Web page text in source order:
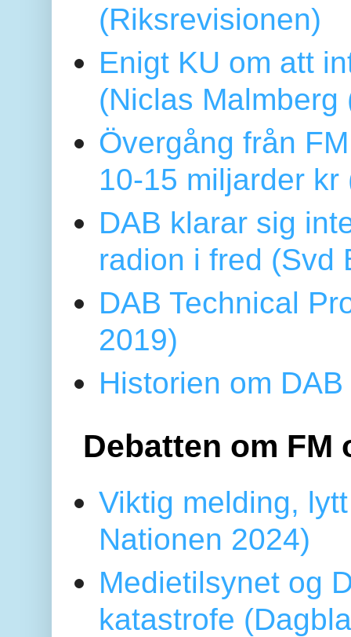
(Riksrevisionen)
Enigt KU om att
(Niclas
Övergång från
10-15 miljarder kr
DAB klarar sig
radion i fred (Svd
DAB Technical
2019)
Historien om
Debatten om FM
Viktig melding,
Nationen 2024)
Medietilsynet og
katastrofe